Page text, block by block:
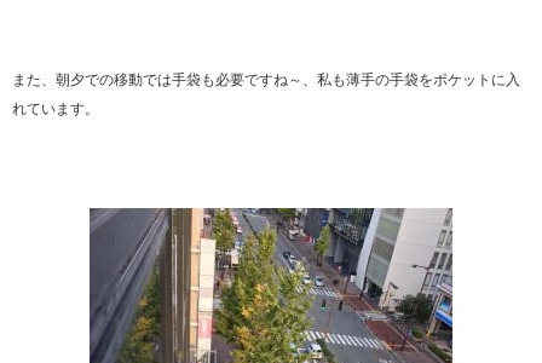
また、朝夕での移動では手袋も必要ですね～、私も薄手の手袋をポケットに入
れています。